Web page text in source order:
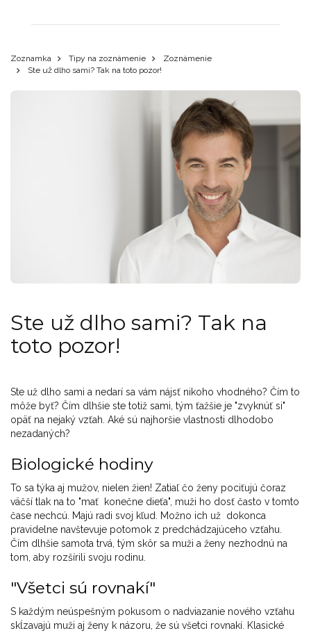
Zoznamka Tipy na zoznámenie
Zoznámenie
Ste už dlho sami? Tak na toto pozor!
Ste už dlho sami? Tak na
toto pozor!
Ste už dlho sami a nedarí sa vám nájsť nikoho vhodného? Čím to
môže byť? Čím dlhšie ste totiž sami, tým ťažšie je "zvyknúť si"
opäť na nejaký vzťah. Aké sú najhoršie vlastnosti dlhodobo
nezadaných?
Biologické hodiny
To sa týka aj mužov, nielen žien! Zatiaľ čo ženy pociťujú čoraz
väčší tlak na to "mať konečne dieťa", muži ho dosť často v tomto
čase nechcú. Majú radi svoj kľud. Možno ich už dokonca
pravidelne navštevuje potomok z predchádzajúceho vzťahu.
Čím dlhšie samota trvá, tým skôr sa muži a ženy nezhodnú na
tom, aby rozšírili svoju rodinu.
"Všetci sú rovnakí"
S každým neúspešným pokusom o nadviazanie nového vzťahu
skĺzavajú muži aj ženy k názoru, že sú všetci rovnakí. Klasické